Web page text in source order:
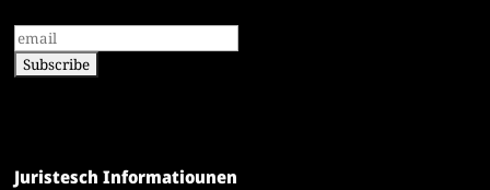
Juristesch Informatiounen